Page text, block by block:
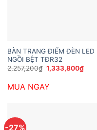
BÀN TRANG ĐIỂM ĐÈN LED
NGỒI BỆT TĐR32
2,257,200₫ Giá
gốc
2,257,200₫.
1,333,800₫Giá
hiện
MUA NGAY
-27%